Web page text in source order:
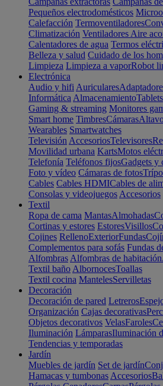
Pequeños electrodomésticos
Calefacción Termoventiladores
Climatización Ventiladores Aire
Calentadores de agua Termos
Belleza y salud Cuidado de los
Limpieza Limpieza a vaporRobot
Electrónica
Audio y hifi Auriculares
Informática AlmacenamientoTablets
Gaming & streaming Monitores
Smart home TimbresCámaras
Wearables Smartwatches
Televisión AccesoriosTelevisores
Movilidad urbana KartsMotos
Telefonía Teléfonos fijosGadgets y
Foto y vídeo Cámaras de fotos
Cables Cables HDMICables de
Consolas y videojuegos Accesorios
Textil
Ropa de cama MantasAlmohadas
Cortinas y estores EstoresVisillos
Cojines RellenoExteriorFundas
Complementos para sofás Fundas
Alfombras Alfombras de habitación
Textil baño AlbornocesToallas
Textil cocina MantelesServilletas
Decoración
Decoración de pared Letreros
Organización Cajas decorativas
Objetos decorativos VelasFaroles
Iluminación LámparasIluminación
Tendencias y temporadas
Jardín
Muebles de jardín Set de jardín
Hamacas y tumbonas Accesorios